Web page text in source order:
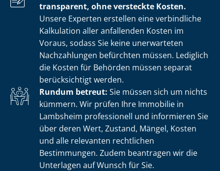
transparent, ohne versteckte Kosten.
Unsere Experten erstellen eine verbindliche
Kalkulation aller anfallenden Kosten im
Voraus, sodass Sie keine unerwarteten
Nachzahlungen befürchten müssen. Lediglich
die Kosten für Behörden müssen separat
berücksichtigt werden.
Rundum betreut: Sie müssen sich um nichts
kümmern. Wir prüfen Ihre Immobilie in
Lambsheim professionell und informieren Sie
über deren Wert, Zustand, Mängel, Kosten
und alle relevanten rechtlichen
Bestimmungen. Zudem beantragen wir die
Unterlagen auf Wunsch für Sie.